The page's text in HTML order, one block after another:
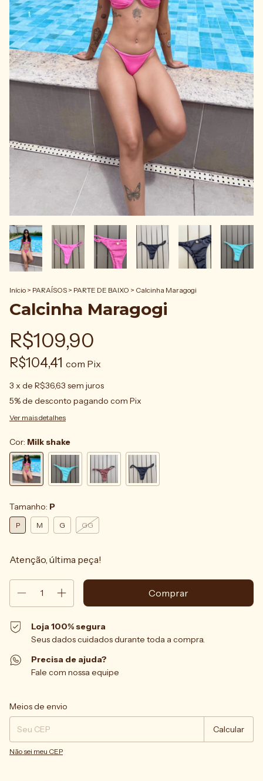
Início > PARAÍSOS > PARTE DE BAIXO > Calcinha Maragogi
Calcinha Maragogi
R$109,90
R$104,41 com Pix
3 x de R$36,63 sem juros
5% de desconto pagando com Pix
Ver mais detalhes
Cor: Milk shake
Tamanho: P
P M G GG
Atenção, última peça!
Loja 100% segura
Seus dados cuidados durante toda a compra.
Precisa de ajuda?
Fale com nossa equipe
Entregas para o CEP:
Meios de envio
Calcular
Não sei meu CEP